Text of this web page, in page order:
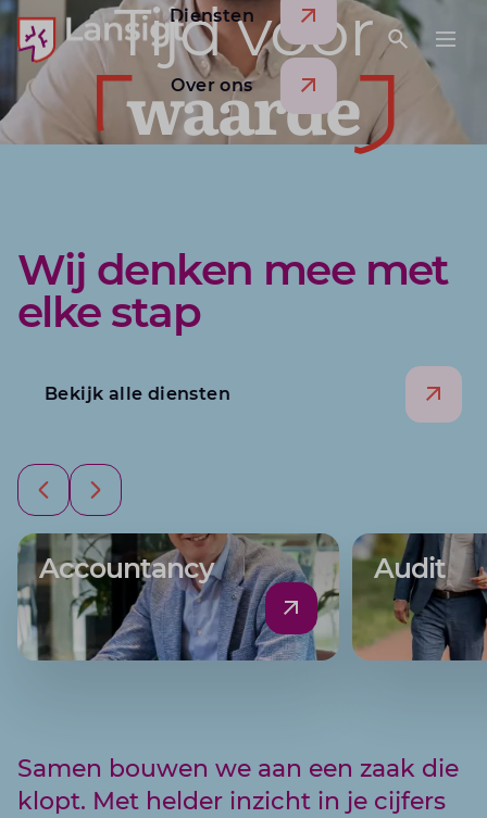
Lansigt Accountants logo
Open
search websiteTijd voor
waarde
Diensten
Over ons
Wij denken mee met
elke stap
Bekijk alle diensten
Accountancy Audit
Samen bouwen we aan een zaak die
klopt. Met helder inzicht in je cijfers